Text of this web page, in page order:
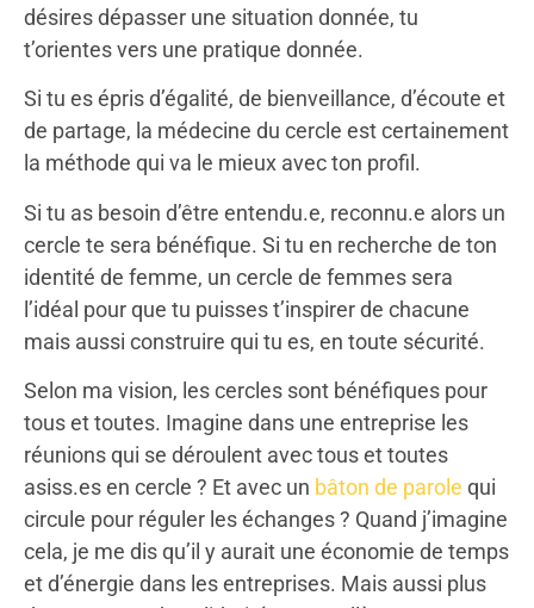
désires dépasser une situation donnée, tu
t’orientes vers une pratique donnée.
Si tu es épris d’égalité, de bienveillance, d’écoute et
de partage, la médecine du cercle est certainement
la méthode qui va le mieux avec ton profil.
Si tu as besoin d’être entendu.e, reconnu.e alors un
cercle te sera bénéfique. Si tu en recherche de ton
identité de femme, un cercle de femmes sera
l’idéal pour que tu puisses t’inspirer de chacune
mais aussi construire qui tu es, en toute sécurité.
Selon ma vision, les cercles sont bénéfiques pour
tous et toutes. Imagine dans une entreprise les
réunions qui se déroulent avec tous et toutes
asiss.es en cercle ? Et avec un bâton de parole qui
circule pour réguler les échanges ? Quand j’imagine
cela, je me dis qu’il y aurait une économie de temps
et d’énergie dans les entreprises. Mais aussi plus